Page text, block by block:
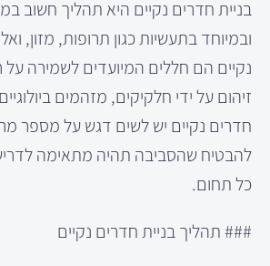
בניית חדרים נקיים היא תהליך חשוב
ובמיוחד בתעשיות כגון תרופות, מזון,
נקיים הם חללים המיועדים לשמירה על
זיהום על ידי חלקיקים, מזהמים
חדרים נקיים יש לשים דגש על מספר
להבטיח שהסביבה תהיה מתאימה
כל תחום.
### תהליך בניית חדרים נקיים